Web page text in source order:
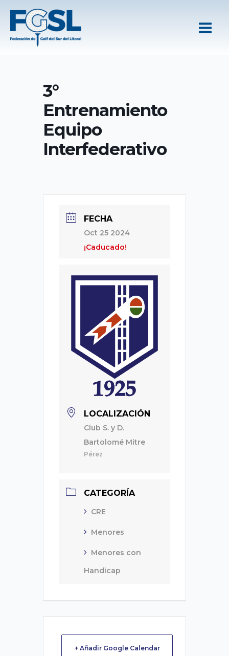
contenido
3°
Entrenamiento
Equipo
Interfederativo
FECHA
Oct 25 2024
¡Caducado!
LOCALIZACIÓN
Club S. y D.
Bartolomé Mitre
Pérez
CATEGORÍA
CRE
Menores
Menores con
Handicap
+ Añadir Google Calendar